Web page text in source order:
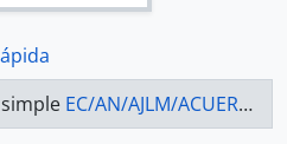
EC/AN/AJLM/ACUERDOS/1459 - ACUERDOS LEGISLATIVOS